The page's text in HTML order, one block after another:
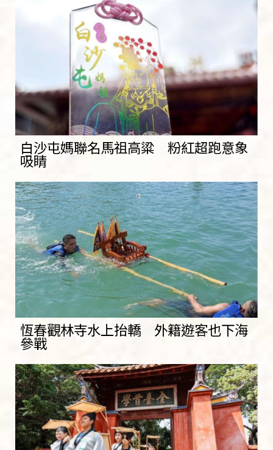
白沙屯媽聯名馬祖高粱 粉紅超跑意象
吸睛
恆春觀林寺水上抬轎 外籍遊客也下海
參戰